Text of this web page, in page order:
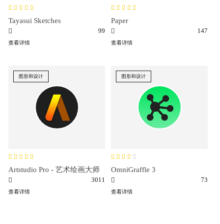
Tayasui Sketches
99
查看详情
Paper
147
查看详情
图形和设计
Artstudio Pro - 艺术绘画大师
3011
查看详情
图形和设计
OmniGraffle 3
73
查看详情